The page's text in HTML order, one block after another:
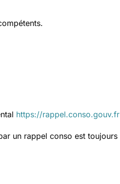
https://rappel.conso.gouv.fr
un rappel conso est toujours